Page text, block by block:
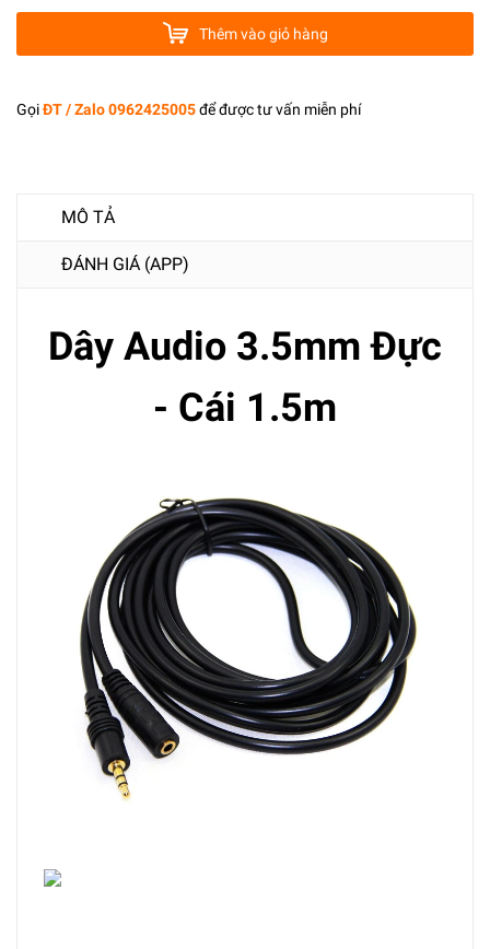
Thêm vào giỏ hàng
GọiĐT / Zalo 0962425005để được tư vấn miễn phí
MÔ TẢ
ĐÁNH GIÁ (APP)
Dây Audio 3.5mm Đực
- Cái 1.5m